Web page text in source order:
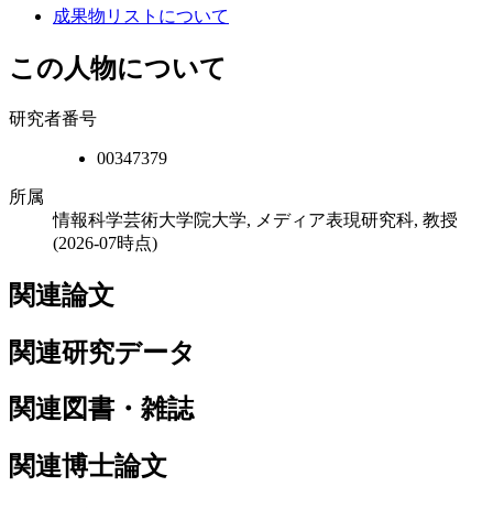
成果物リストについて
この人物について
研究者番号
00347379
所属
情報科学芸術大学院大学, メディア表現研究科, 教授
(2026-07時点)
関連論文
関連研究データ
関連図書・雑誌
関連博士論文